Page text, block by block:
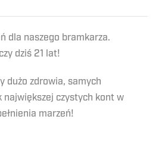
dla naszego bramkarza.
dziś 21 lat!
dużo zdrowia, samych
największej czystych kont w
marzeń!